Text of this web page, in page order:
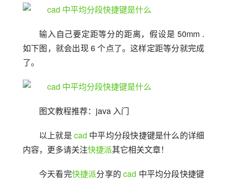
输入自己要定距等分的距离，假设是 50mm .
如下图，就会出现 6 个点了。这样定距等分就完成
了。
图文教程推荐：java 入门
以上就是 cad 中平均分段快捷键是什么的详细
内容，更多请关注快捷派其它相关文章！
今天看完快捷派分享的 cad 中平均分段快捷键